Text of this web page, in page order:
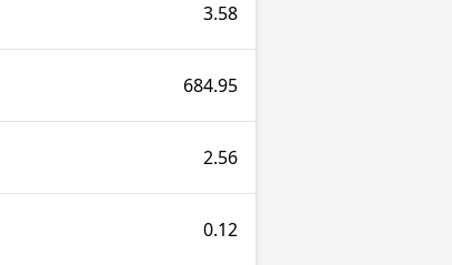
3.58
684.95
2.56
0.12